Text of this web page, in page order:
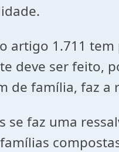
tem por
deve ser feito,
de família, faz a
ressalva